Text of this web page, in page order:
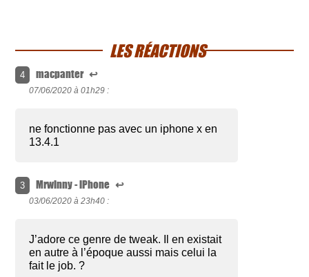
LES RÉACTIONS
4 macpanter ↩
07/06/2020 à 01h29 :
ne fonctionne pas avec un iphone x en
13.4.1
3 Mrwinny - iPhone ↩
03/06/2020 à 23h40 :
J’adore ce genre de tweak. Il en existait
en autre à l’époque aussi mais celui la
fait le job. ?